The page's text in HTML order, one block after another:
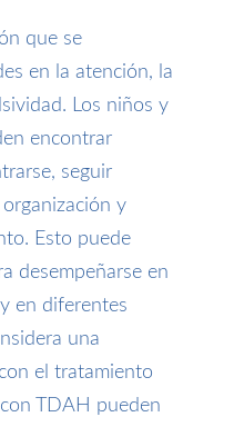
que se
en la atención, la
Los niños y
encontrar
seguir
y
Esto puede
desempeñarse en
en diferentes
una
el tratamiento
TDAH pueden